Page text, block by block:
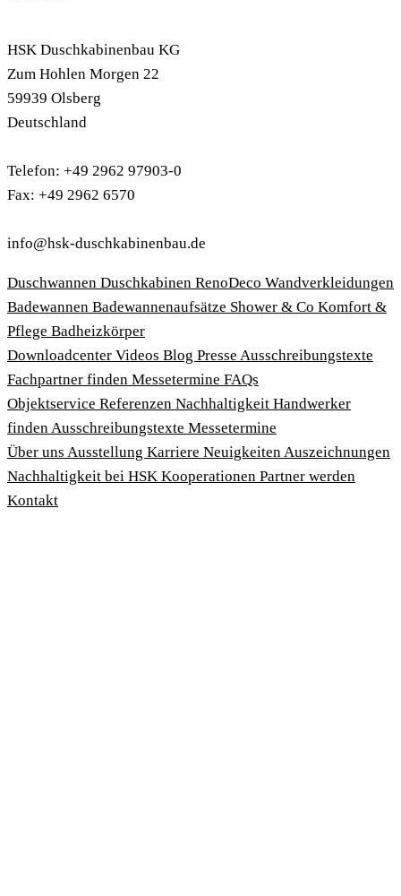
HSK Duschkabinenbau KG
Zum Hohlen Morgen 22
59939 Olsberg
Deutschland
Telefon: +49 2962 97903-0
Fax: +49 2962 6570
info@hsk-duschkabinenbau.de
Duschwannen Duschkabinen RenoDeco Wandverkleidungen
Badewannen Badewannenaufsätze Shower & Co Komfort &
Pflege Badheizkörper
Download­center Videos Blog Presse Ausschreibungstexte
Fachpartner finden Messetermine FAQs
Objektservice Referenzen Nachhaltigkeit Handwerker
findenAusschreibungstexte Messetermine
Über uns Ausstellung Karriere NeuigkeitenAuszeichnungen
Nachhaltigkeit bei HSK Kooperationen Partner werden
Kontakt